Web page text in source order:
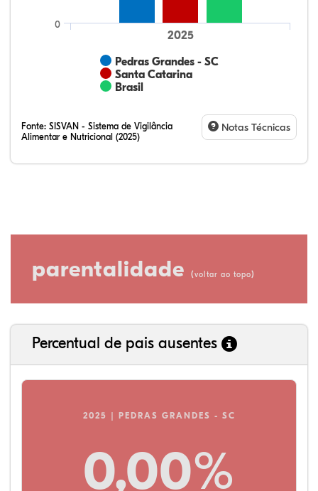
Pedras Grandes - SC
Santa Catarina
Brasil
2025
0
Fonte: SISVAN - Sistema de Vigilância
Alimentar e Nutricional (2025)
Notas Técnicas
parentalidade (voltar ao topo)
Percentual de pais ausentes
2025 | PEDRAS GRANDES - SC
0,00%